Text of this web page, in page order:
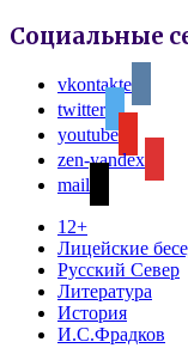
Социальные
vkontakte
twitter
youtube
zen-yandex
mail
12+
Лицейские
Русский Север
Литература
История
И.С.Фрадков